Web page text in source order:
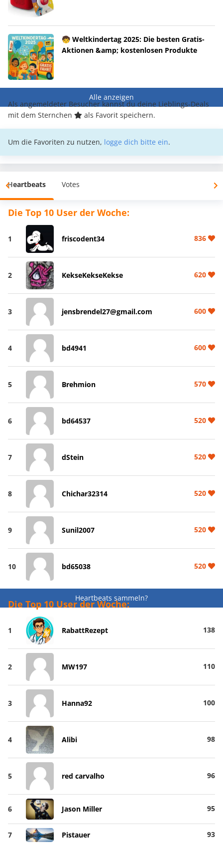
🧒 Weltkindertag 2025: Die besten Gratis-
Aktionen &amp; kostenlosen Produkte
Alle anzeigen
Als angemeldeter Besucher kannst du deine Lieblings-Deals
mit dem Sternchen
als Favorit speichern.
Um die Favoriten zu nutzen, logge dich bitte ein.
Heartbeats Votes
Die Top 10 User der Woche:
1 friscodent34 836
2 KekseKekseKekse 620
3 jensbrendel27@gmail.com 600
4 bd4941 600
5 Brehmion 570
6 bd64537 520
7 dStein 520
8 Chichar32314 520
9 Sunil2007 520
10 bd65038 520
Heartbeats sammeln?
Die Top 10 User der Woche:
1 RabattRezept 138
2 MW197 110
3 Hanna92 100
4 Alibi 98
5 red carvalho 96
6 Jason Miller 95
7 Pistauer 93